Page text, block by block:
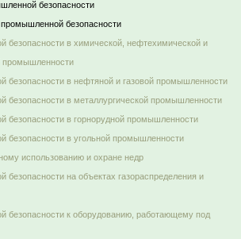
безопасности
безопасности
безопасности в химической, нефтехимической и
безопасности в нефтяной и газовой промышленности
безопасности в металлургической промышленности
безопасности в горнорудной промышленности
безопасности в угольной промышленности
использованию и охране недр
на объектах газораспределения и
безопасности к оборудованию, работающему под